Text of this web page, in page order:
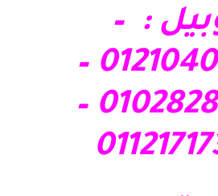
: –
01210403676 –
01028285295 –